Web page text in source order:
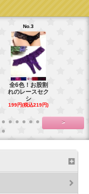
No.3
全6色！お股割
れのレースセク
シ
199円(税込219円)
>